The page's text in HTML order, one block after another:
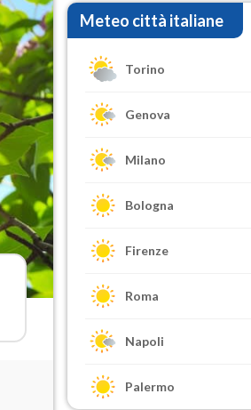
Meteo città italiane
Torino
Genova
Milano
Bologna
Firenze
Roma
Napoli
Palermo